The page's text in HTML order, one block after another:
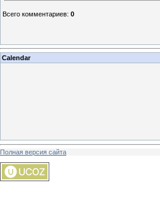
Всего комментариев: 0
Calendar
Полная версия сайта